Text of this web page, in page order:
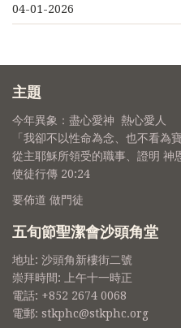
04-01-2026
主題
今年異象：盡心愛神 熱心愛人
「我卻不以性命為念、也不看為
從主耶穌所領受的職事、證明 神
使徒行傳 20:24
要佈道 做門徒
五旬節聖潔會沙頭角堂
地址: 沙頭角新樓街二號
崇拜時間: 上午十一時正
電話: +852 2674 0068
電郵: stkphc@stkphc.org